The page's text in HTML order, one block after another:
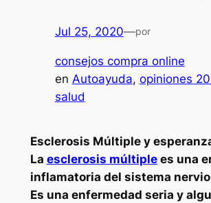
Jul 25, 2020—por
consejos compra online
en Autoayuda, opiniones
salud
Esclerosis Múltiple y
La esclerosis múltiplees una
inflamatoria del sistema
Es una enfermedad seria y